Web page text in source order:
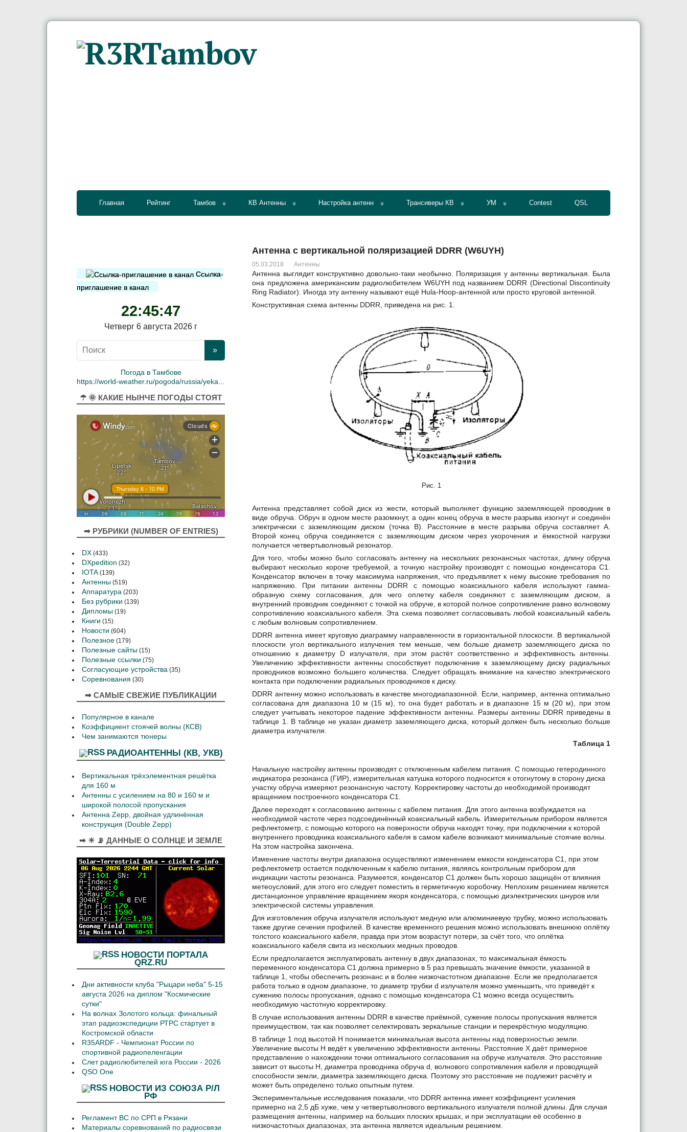
Главная Рейтинг Тамбов КВ Антенны Настройка антенн Трансиверы КВ УМ Contest QSL
Антенна с вертикальной поляризацией DDRR (W6UYH)
05.03.2018 Антенны
Антенна выглядит конструктивно довольно-таки необычно. Поляризация у антенны вертикальная. Была
она предложена американским радиолюбителем W6UYH под названием DDRR (Directional Discontinuity
Ring Radiator). Иногда эту антенну называют ещё Hula-Hoop-антенной или просто круговой антенной.
Конструктивная схема антенны DDRR, приведена на рис. 1.
Рис. 1
Антенна представляет собой диск из жести, который выполняет функцию заземляющей проводник в
виде обруча. Обруч в одном месте разомкнут, а один конец обруча в месте разрыва изогнут и соединён
электрически с заземляющим диском (точка В). Расстояние в месте разрыва обруча составляет А.
Второй конец обруча соединяется с заземляющим диском через укорочения и ёмкостной нагрузки
получается четвертьволновый резонатор.
Для того, чтобы можно было согласовать антенну на нескольких резонансных частотах, длину обруча
выбирают несколько короче требуемой, а точную настройку производят с помощью конденсатора С1.
Конденсатор включен в точку максимума напряжения, что предъявляет к нему высокие требования по
напряжению. При питании антенны DDRR с помощью коаксиального кабеля используют гамма-
образную схему согласования, для чего оплетку кабеля соединяют с заземляющим диском, а
внутренний проводник соединяют с точкой на обруче, в которой полное сопротивление равно волновому
сопротивлению коаксиального кабеля. Эта схема позволяет согласовывать любой коаксиальный кабель
с любым волновым сопротивлением.
DDRR антенна имеет круговую диаграмму направленности в горизонтальной плоскости. В вертикальной
плоскости угол вертикального излучения тем меньше, чем больше диаметр заземляющего диска по
отношению к диаметру D излучателя, при этом растёт соответственно и эффективность антенны.
Увеличению эффективности антенны способствует подключение к заземляющему диску радиальных
проводников возможно большего количества. Следует обращать внимание на качество электрического
контакта при подключении радиальных проводников к диску.
DDRR антенну можно использовать в качестве многодиапазонной. Если, например, антенна оптимально
согласована для диапазона 10 м (15 м), то она будет работать и в диапазоне 15 м (20 м), при этом
следует учитывать некоторое падение эффективности антенны. Размеры антенны DDRR приведены в
таблице 1. В таблице не указан диаметр заземляющего диска, который должен быть несколько больше
диаметра излучателя.
Таблица 1
Начальную настройку антенны производят с отключенным кабелем питания. С помощью гетеродинного
индикатора резонанса (ГИР), измерительная катушка которого подносится к отогнутому в сторону диска
участку обруча измеряют резонансную частоту. Корректировку частоты до необходимой производят
вращением построечного конденсатора С1.
Далее переходят к согласованию антенны с кабелем питания. Для этого антенна возбуждается на
необходимой частоте через подсоединённый коаксиальный кабель. Измерительным прибором является
рефлектометр, с помощью которого на поверхности обруча находят точку, при подключении к которой
внутреннего проводника коаксиального кабеля в самом кабеле возникают минимальные стоячие волны.
На этом настройка закончена.
Изменение частоты внутри диапазона осуществляют изменением емкости конденсатора С1, при этом
рефлектометр остается подключенным к кабелю питания, являясь контрольным прибором для
индикации частоты резонанса. Разумеется, конденсатор С1 должен быть хорошо защищён от влияния
метеоусловий, для этого его следует поместить в герметичную коробочку. Неплохим решением является
дистанционное управление вращением якоря конденсатора, с помощью диэлектрических шнуров или
электрической системы управления.
Для изготовления обруча излучателя используют медную или алюминиевую трубку, можно использовать
также другие сечения профилей. В качестве временного решения можно использовать внешнюю оплётку
толстого коаксиального кабеля, правда при этом возрастут потери, за счёт того, что оплётка
коаксиального кабеля свита из нескольких медных проводов.
Если предполагается эксплуатировать антенну в двух диапазонах, то максимальная ёмкость
переменного конденсатора С1 должна примерно в 5 раз превышать значение ёмкости, указанной в
таблице 1, чтобы обеспечить резонанс и в более низкочастотном диапазоне. Если же предполагается
работа только в одном диапазоне, то диаметр трубки d излучателя можно уменьшить, что приведёт к
сужению полосы пропускания, однако с помощью конденсатора С1 можно всегда осуществить
необходимую частотную корректировку.
В случае использования антенны DDRR в качестве приёмной, сужение полосы пропускания является
преимуществом, так как позволяет селектировать зеркальные станции и перекрёстную модуляцию.
В таблице 1 под высотой Н понимается минимальная высота антенны над поверхностью земли.
Увеличение высоты Н ведёт к увеличению эффективности антенны. Расстояние Х даёт примерное
представление о нахождении точки оптимального согласования на обруче излучателя. Это расстояние
зависит от высоты H, диаметра проводника обруча d, волнового сопротивления кабеля и проводящей
способности земли, диаметра заземляющего диска. Поэтому это расстояние не подлежит расчёту и
может быть определено только опытным путем.
Экспериментальные исследования показали, что DDRR антенна имеет коэффициент усиления
примерно на 2,5 дБ хуже, чем у четвертьволнового вертикального излучателя полной длины. Для случая
размещения антенны, например на больших плоских крышах, и при эксплуатации её особенно в
низкочастотных диапазонах, эта антенна является идеальным решением.
Ссылка-
приглашение в канал
22:45:47
Четверг 6 августа 2026 г
Погода в Тамбове
https://world-weather.ru/pogoda/russia/yekaterinburg/
☂ 🌞 КАКИЕ НЫНЧЕ ПОГОДЫ СТОЯТ
➡ РУБРИКИ (NUMBER OF ENTRIES)
DX (433)
DXpedition (32)
IOTA (139)
Антенны (519)
Аппаратура (203)
Без рубрики (139)
Дипломы (19)
Книги (15)
Новости (604)
Полезное (179)
Полезные сайты (15)
Полезные ссылки (75)
Согласующие устройства (35)
Соревнования (30)
➡ САМЫЕ СВЕЖИЕ ПУБЛИКАЦИИ
Популярное в канале
Коэффициент стоячей волны (КСВ)
Чем занимаются тюнеры
РАДИОАНТЕННЫ (КВ, УКВ)
Вертикальная трёхэлементная решётка
для 160 м
Антенны с усилением на 80 и 160 м и
широкой полосой пропускания
Антенна Zepp, двойная удлинённая
конструкция (Double Zepp)
➡ ☀ 📡 ДАННЫЕ О СОЛНЦЕ И ЗЕМЛЕ
НОВОСТИ ПОРТАЛА
QRZ.RU
Дни активности клуба "Рыцари неба" 5-15
августа 2026 на диплом "Космические
сутки"
На волнах Золотого кольца: финальный
этап радиоэкспедиции РТРС стартует в
Костромской области
R35ARDF - Чемпионат России по
спортивной радиопеленгации
Слет радиолюбителей юга России - 2026
QSO One
НОВОСТИ ИЗ СОЮЗА Р/Л
РФ
Регламент ВС по СРП в Рязани
Материалы соревнований по радиосвязи